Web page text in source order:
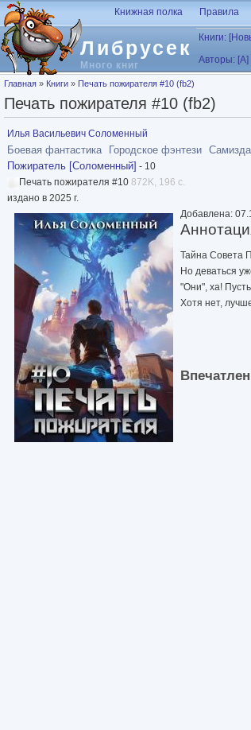
Перейти к основному содержанию
Либрусек
Много книг
Книжная полка Правила
Книги:
Авторы: [А]
Вы здесь
Главная » Книги » Печать пожирателя #10 (fb2)
Печать пожирателя #10 (fb2)
Илья Васильевич Соломенный
Боевая фантастика Городское фэнтези
Пожиратель [Соломенный] - 10
Печать пожирателя #10 872K, 196 с.
издано в 2025 г.
Добавлена:
Тайна Совета
Но деваться
"Они", ха!
Хотя нет,